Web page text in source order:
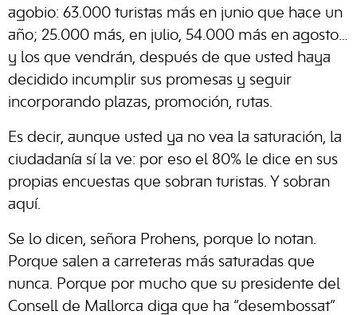
agobio: 63.000 turistas más en junio que hace un
año; 25.000 más, en julio, 54.000 más en agosto…
y los que vendrán, después de que usted haya
decidido incumplir sus promesas y seguir
incorporando plazas, promoción, rutas.
Es decir, aunque usted ya no vea la saturación, la
ciudadanía sí la ve: por eso el 80% le dice en sus
propias encuestas que sobran turistas. Y sobran
aquí.
Se lo dicen, señora Prohens, porque lo notan.
Porque salen a carreteras más saturadas que
nunca. Porque por mucho que su presidente del
Consell de Mallorca diga que ha “desembossat”